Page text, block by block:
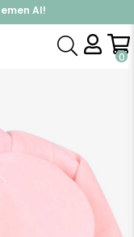
Al!
Üye Ol!
0